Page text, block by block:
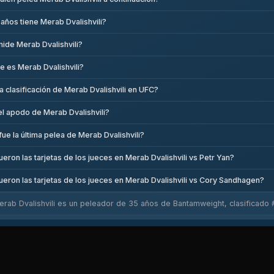
tiene Merab Dvalishvili?
Merab Dvalishvili?
es Merab Dvalishvili?
clasificación de Merab Dvalishvili en UFC?
apodo de Merab Dvalishvili?
la última pelea de Merab Dvalishvili?
las tarjetas de los jueces en Merab Dvalishvili vs Petr Yan?
las tarjetas de los jueces en Merab Dvalishvili vs Cory Sandhagen?
Dvalishvili es un peleador de 35 años de Bantamweight,